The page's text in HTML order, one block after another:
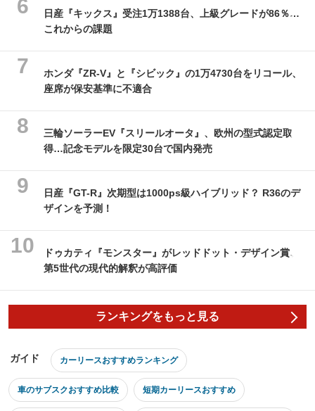
日産『キックス』受注1万1388台、上級グレードが86％…
これからの課題
ホンダ『ZR-V』と『シビック』の1万4730台をリコール、
座席が保安基準に不適合
三輪ソーラーEV『スリールオータ』、欧州の型式認定取
得…記念モデルを限定30台で国内発売
日産『GT-R』次期型は1000ps級ハイブリッド？ R36のデ
ザインを予測！
ドゥカティ『モンスター』がレッドドット・デザイン賞、
第5世代の現代的解釈が高評価
ランキングをもっと見る
ガイド カーリースおすすめランキング
車のサブスクおすすめ比較 短期カーリースおすすめ